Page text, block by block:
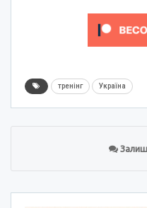
тренінг Україна